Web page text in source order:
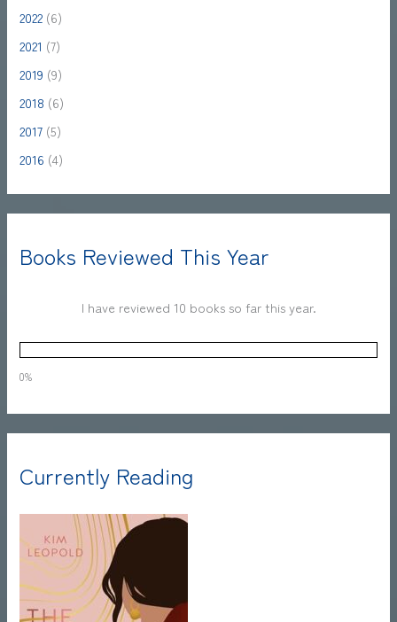
2022 (6)
2021 (7)
2019 (9)
2018 (6)
2017 (5)
2016 (4)
Books Reviewed This Year
I have reviewed 10 books so far this year.
0%
Currently Reading